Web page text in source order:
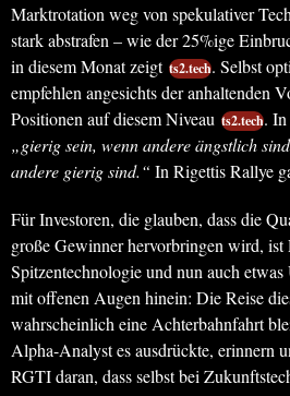
Marktrotation weg von spekulativer
stark abstrafen – wie der 25%ige
in diesem Monat zeigt ts2.tech. Selbst
empfehlen angesichts der anhaltenden
Positionen auf diesem Niveau ts2.tech.
„gierig sein, wenn andere ängstlich
andere gierig sind.“ In Rigettis Rallye
Für Investoren, die glauben, dass die
große Gewinner hervorbringen wird,
Spitzentechnologie und nun auch
mit offenen Augen hinein: Die Reise
wahrscheinlich eine Achterbahnfahrt
Alpha-Analyst es ausdrückte, erinnern
RGTI daran, dass selbst bei